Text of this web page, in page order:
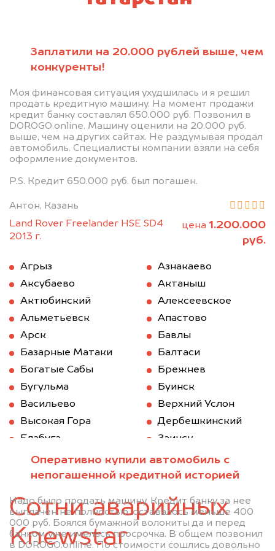
Заплатили на 20.000 рублей выше, чем
конкуренты!
Моя финансовая ситуация ухудшилась и я решил
продать кредитную машину. На момент продажи
кредит банку составлял 650.000 руб. Позвонил в
DOROGO.online. Машину оценили на 20.000 руб.
выше, чем на других сайтах. Не раздумывая продал
автомобиль. Специалисты компании взяли на себя
оформление документов.
P.S. Кредит 650.000 руб. был погашен.
Антон, Казань
Land Rover Freelander HSE SD4
2013 г.
цена 1.200.000
руб.
Оперативно купили автомобиль с
непогашенной кредитной историей
Надо было продать машину. Кредит банку за нее
выплачен не полностью, оставалось меньше 400
000 руб. Боялся бумажной волокиты да и перед
банком уже имелась просрочка. В общем позвонил
в DOROGO.online. По стоимости сошлись довольно
Агрыз
Азнакаево
Аксубаево
Актаныш
Актюбинский
Алексеевское
Альметьевск
Апастово
Арск
Бавлы
Базарные Матаки
Балтаси
Богатые Сабы
Брежнев
Бугульма
Буинск
Васильево
Верхний Услон
Высокая Гора
Дербешкинский
Елабуга
Заинск
Зеленодольск
Казань
Камское Устье
Карабаш (Татарстан)
Кукмор
Лаишево
Лениногорск
Мамадыш
Менделеевск
Мензелинск
Сотни аварийных
Knewstar